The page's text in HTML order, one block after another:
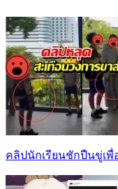
คลิปนักเรียนชักปืนขู่เ